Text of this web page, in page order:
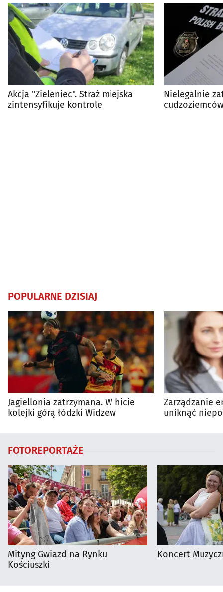
Akcja "Zieleniec". Straż miejska
zintensyfikuje kontrole
Nielegalnie
POPULARNE DZISIAJ
Jagiellonia zatrzymana. W hicie
kolejki górą łódzki Widzew
Zarządzanie
uniknąć
FOTOREPORTAŻE
Mityng Gwiazd na Rynku
Kościuszki
Koncert